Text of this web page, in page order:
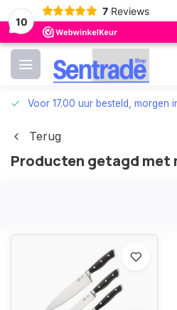
10
7 Reviews
Voor 17.00 uur besteld, morgen
Terug
Producten getagd met